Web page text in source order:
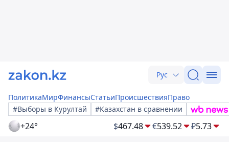
Рус
ПолитикаМирФинансыСтатьиПроисшествияПраво
#Выборы в Курултай
#Казахстан в сравнении
+24° $467.48 €539.52 ₽5.73